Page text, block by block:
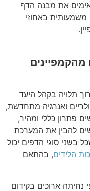
את מבנה הדף
באחוזי
מהקמפיינים
תלויה בקהל היעד
ואנרגיה מתחדשת,
פתרון כללי ומהיר,
להבין את המערכת
בשני סוגי הדפים יכול
הלידים, בהתאם
נחיתה ארוכים בקידום